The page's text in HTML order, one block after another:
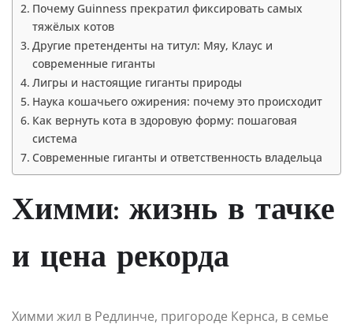
Почему Guinness прекратил фиксировать самых
тяжёлых котов
Другие претенденты на титул: Мяу, Клаус и
современные гиганты
Лигры и настоящие гиганты природы
Наука кошачьего ожирения: почему это происходит
Как вернуть кота в здоровую форму: пошаговая
система
Современные гиганты и ответственность владельца
Химми: жизнь в тачке
и цена рекорда
Химми жил в Редлинче, пригороде Кернса, в семье